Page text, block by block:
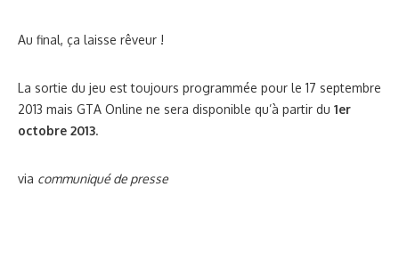
Au final, ça laisse rêveur !
La sortie du jeu est toujours programmée pour le 17 septembre
2013 mais GTA Online ne sera disponible qu’à partir du 1er
octobre 2013.
via communiqué de presse